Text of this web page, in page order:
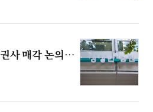
사 매각 논의…